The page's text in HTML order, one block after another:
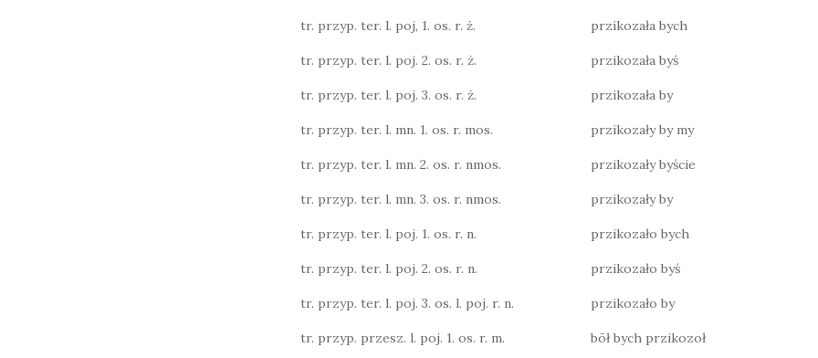
tr. przyp. ter. l. poj, 1. os. r. ż. przikozała bych
tr. przyp. ter. l. poj. 2. os. r. ż. przikozała byś
tr. przyp. ter. l. poj. 3. os. r. ż. przikozała by
tr. przyp. ter. l. mn. 1. os. r. mos. przikozały by my
tr. przyp. ter. l. mn. 2. os. r. nmos. przikozały byście
tr. przyp. ter. l. mn. 3. os. r. nmos. przikozały by
tr. przyp. ter. l. poj. 1. os. r. n. przikozało bych
tr. przyp. ter. l. poj. 2. os. r. n. przikozało byś
tr. przyp. ter. l. poj. 3. os. l. poj. r. n. przikozało by
tr. przyp. przesz. l. poj. 1. os. r. m. bōł bych przikozoł